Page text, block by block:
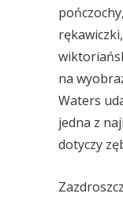
na
Waters
jedna z
dotyczy